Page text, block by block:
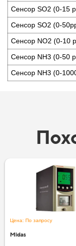
Сенсор SO2 (0-15
Сенсор SO2 (0-
Сенсор NO2 (0-10
Сенсор NH3 (0-50
Сенсор NH3 (0-
Цена: По запросу
Midas